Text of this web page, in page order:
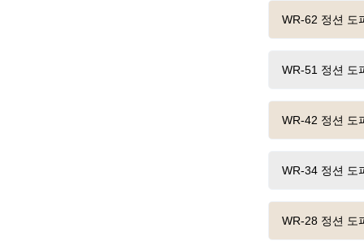
WR-62 정션 도
WR-51 정션 도
WR-42 정션 도
WR-34 정션 도
WR-28 정션 도